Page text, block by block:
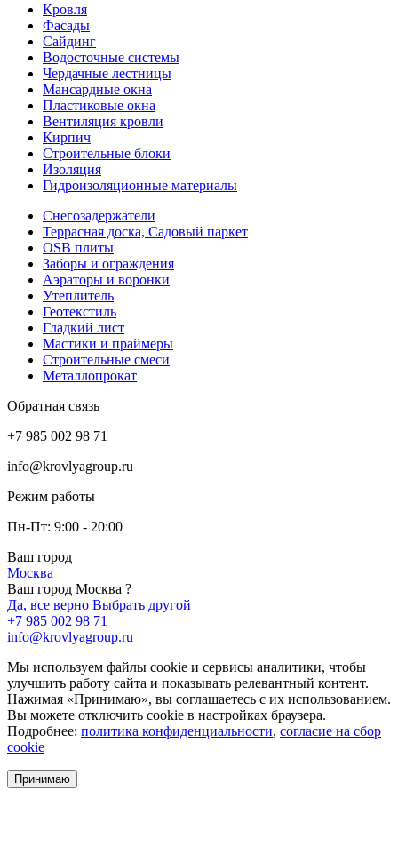
Кровля
Фасады
Сайдинг
Водосточные системы
Чердачные лестницы
Мансардные окна
Пластиковые окна
Вентиляция кровли
Кирпич
Строительные блоки
Изоляция
Гидроизоляционные материалы
Снегозадержатели
Террасная доска, Садовый паркет
OSB плиты
Заборы и ограждения
Аэраторы и воронки
Утеплитель
Геотекстиль
Гладкий лист
Мастики и праймеры
Строительные смеси
Металлопрокат
Обратная связь
+7 985 002 98 71
info@krovlyagroup.ru
Режим работы
Пн-Пт: 9:00 - 20:00
Ваш город
Москва
Ваш город Москва ?
Да, все верно Выбрать другой
+7 985 002 98 71
info@krovlyagroup.ru
Мы используем файлы cookie и сервисы аналитики, чтобы
улучшить работу сайта и показывать релевантный контент.
Нажимая «Принимаю», вы соглашаетесь с их использованием.
Вы можете отключить cookie в настройках браузера.
Подробнее: политика конфиденциальности, согласие на сбор
cookie
Принимаю